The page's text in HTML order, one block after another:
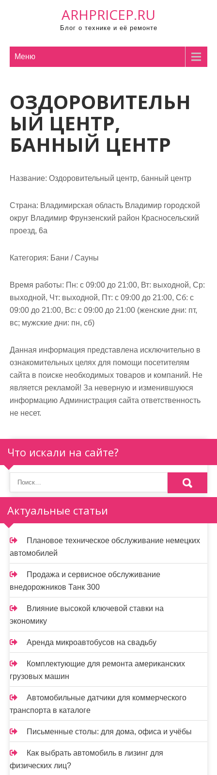
ARHPRICEP.RU
Блог о технике и её ремонте
Меню
ОЗДОРОВИТЕЛЬН
ЫЙ ЦЕНТР,
БАННЫЙ ЦЕНТР
Название: Оздоровительный центр, банный центр
Страна: Владимирская область Владимир городской
округ Владимир Фрунзенский район Красносельский
проезд, 6а
Категория: Бани / Сауны
Время работы: Пн: с 09:00 до 21:00, Вт: выходной, Ср:
выходной, Чт: выходной, Пт: с 09:00 до 21:00, Сб: с
09:00 до 21:00, Вс: с 09:00 до 21:00 (женские дни: пт,
вс; мужские дни: пн, сб)
Данная информация представлена исключительно в
ознакомительных целях для помощи посетителям
сайта в поиске необходимых товаров и компаний. Не
является рекламой! За неверную и изменившуюся
информацию Администрация сайта ответственность
не несет.
Что искали на сайте?
Актуальные статьи
Плановое техническое обслуживание немецких
автомобилей
Продажа и сервисное обслуживание
внедорожников Танк 300
Влияние высокой ключевой ставки на
экономику
Аренда микроавтобусов на свадьбу
Комплектующие для ремонта американских
грузовых машин
Автомобильные датчики для коммерческого
транспорта в каталоге
Письменные столы: для дома, офиса и учёбы
Как выбрать автомобиль в лизинг для
физических лиц?